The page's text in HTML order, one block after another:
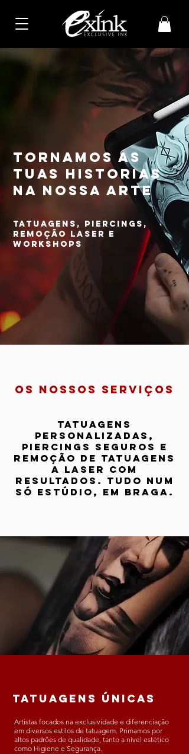
tornamos as
tuas historias
na nossa arte
tatuagens, piercings,
remoção laser e
workshops
os nossos serviços​
Tatuagens
personalizadas,
piercings seguros e
remoção de tatuagens
a laser com
resultados. tudo num
só estúdio, em Braga.
tatuagens únicas​
Artistas focados na exclusividade e diferenciação
em diversos estilos de tatuagem. Primamos por
altos padrões de qualidade, tanto a nível estético
como Higiene e Segurança.